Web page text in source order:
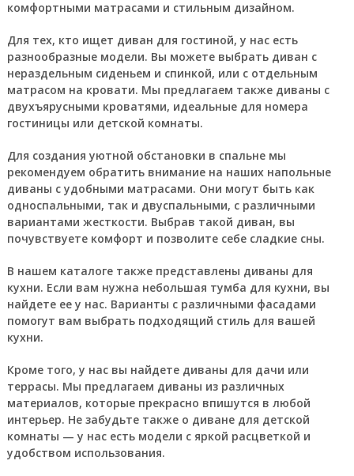
комфортными матрасами и стильным дизайном.
Для тех, кто ищет диван для гостиной, у нас есть
разнообразные модели. Вы можете выбрать диван с
нераздельным сиденьем и спинкой, или с отдельным
матрасом на кровати. Мы предлагаем также диваны с
двухъярусными кроватями, идеальные для номера
гостиницы или детской комнаты.
Для создания уютной обстановки в спальне мы
рекомендуем обратить внимание на наших напольные
диваны с удобными матрасами. Они могут быть как
односпальными, так и двуспальными, с различными
вариантами жесткости. Выбрав такой диван, вы
почувствуете комфорт и позволите себе сладкие сны.
В нашем каталоге также представлены диваны для
кухни. Если вам нужна небольшая тумба для кухни, вы
найдете ее у нас. Варианты с различными фасадами
помогут вам выбрать подходящий стиль для вашей
кухни.
Кроме того, у нас вы найдете диваны для дачи или
террасы. Мы предлагаем диваны из различных
материалов, которые прекрасно впишутся в любой
интерьер. Не забудьте также о диване для детской
комнаты — у нас есть модели с яркой расцветкой и
удобством использования.